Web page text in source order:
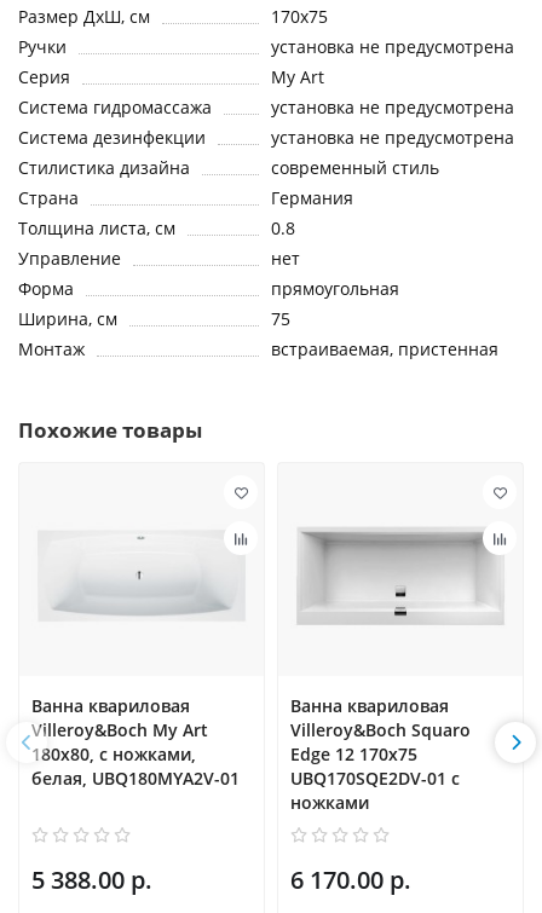
Размер ДхШ, см
170x75
Ручки
установка не предусмотрена
Серия
My Art
Система гидромассажа
установка не предусмотрена
Система дезинфекции
установка не предусмотрена
Стилистика дизайна
современный стиль
Страна
Германия
Толщина листа, см
0.8
Управление
нет
Форма
прямоугольная
Ширина, см
75
Монтаж
встраиваемая, пристенная
Похожие товары
Ванна квариловая
Villeroy&Boch My Art
180x80, с ножками,
белая, UBQ180MYA2V-01
5 388.00 р.
Ванна квариловая
Villeroy&Boch Squaro
Edge 12 170x75
UBQ170SQE2DV-01 с
ножками
6 170.00 р.